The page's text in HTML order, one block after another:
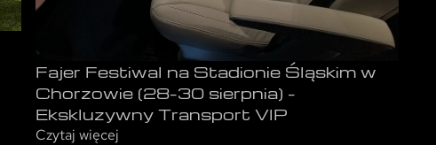
Fajer Festiwal na Stadionie Śląskim w
Chorzowie (28–30 sierpnia) –
Ekskluzywny Transport VIP
Czytaj więcej